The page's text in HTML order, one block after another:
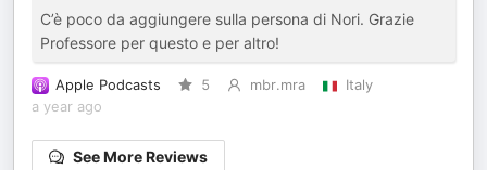
C’è poco da aggiungere sulla persona di Nori. Grazie
Professore per questo e per altro!
Apple Podcasts 5 mbr.mra
Italy
a year ago
See More Reviews